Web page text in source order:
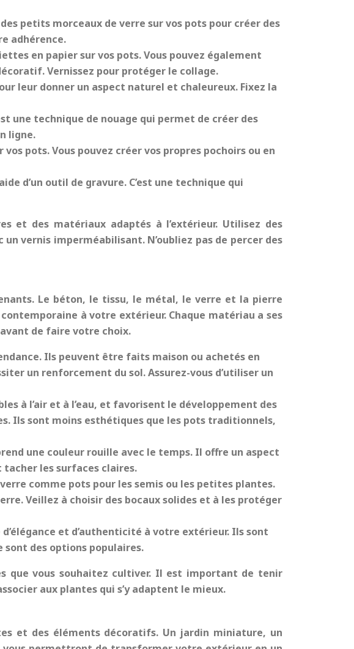
petits morceaux de verre sur vos pots pour créer des
adhérence.
en papier sur vos pots. Vous pouvez également
Vernissez pour protéger le collage.
leur donner un aspect naturel et chaleureux. Fixez la
une technique de nouage qui permet de créer des
ligne.
pots. Vous pouvez créer vos propres pochoirs ou en
d’un outil de gravure. C’est une technique qui
et des matériaux adaptés à l’extérieur. Utilisez des
vernis imperméabilisant. N’oubliez pas de percer des
Le béton, le tissu, le métal, le verre et la pierre
à votre extérieur. Chaque matériau a ses
de faire votre choix.
Ils peuvent être faits maison ou achetés en
un renforcement du sol. Assurez-vous d’utiliser un
à l’air et à l’eau, et favorisent le développement des
Ils sont moins esthétiques que les pots traditionnels,
une couleur rouille avec le temps. Il offre un aspect
les surfaces claires.
comme pots pour les semis ou les petites plantes.
Veillez à choisir des bocaux solides et à les protéger
et d’authenticité à votre extérieur. Ils sont
des options populaires.
que vous souhaitez cultiver. Il est important de tenir
aux plantes qui s’y adaptent le mieux.
et des éléments décoratifs. Un jardin miniature, un